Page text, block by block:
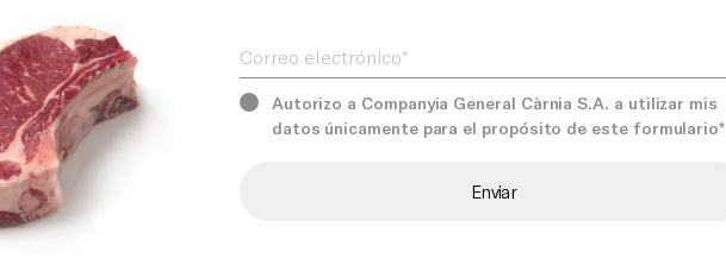
Services
Our promise
contemporánea. Además, su excelente
rendimiento y facilidad de uso permiten
obtener resultados consistentes en
cualquier aplicación culinaria.
En Càrnia seleccionamos productos de
calidad profesional para satisfacer las
Autorizo a Companyia General Càrnia S.A. a utilizar mis
datos únicamente para el propósito de este formulario*